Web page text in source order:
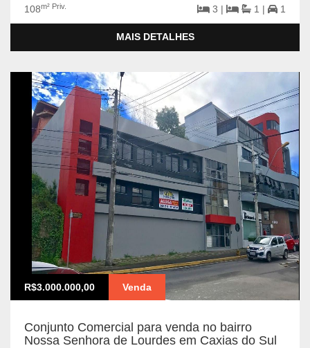
108m² Priv. 3 | 1 | 1
MAIS DETALHES
R$3.000.000,00 Venda
Conjunto Comercial para venda no bairro
Nossa Senhora de Lourdes em Caxias do Sul